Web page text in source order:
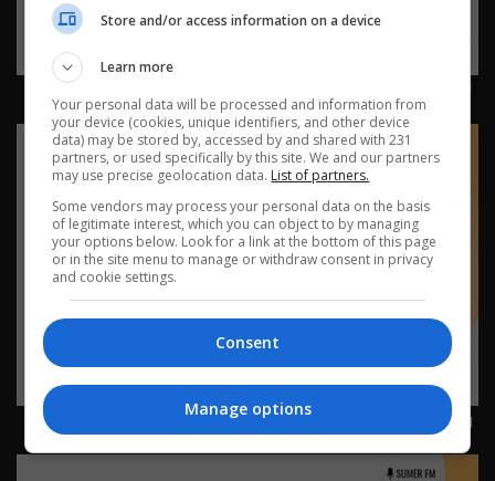
وظيفة غريبة 20-7-2026 | 2026
Store and/or access information on a device
Learn more
Your personal data will be processed and information from
your device (cookies, unique identifiers, and other device
data) may be stored by, accessed by and shared with 231
partners, or used specifically by this site. We and our partners
may use precise geolocation data. List of partners.
Some vendors may process your personal data on the basis
of legitimate interest, which you can object to by managing
your options below. Look for a link at the bottom of this page
or in the site menu to manage or withdraw consent in privacy
and cookie settings.
Consent
Manage options